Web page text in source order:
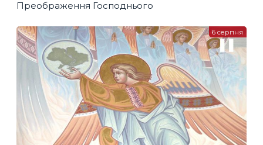
Преображення Господнього
6 серпня